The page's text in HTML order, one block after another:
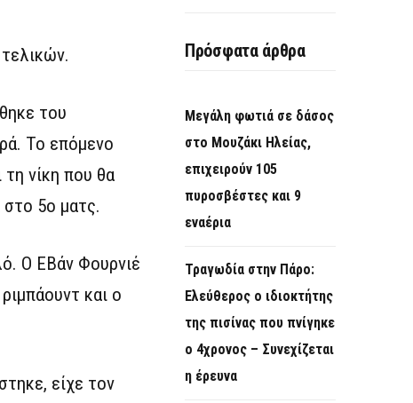
του
Το επόμενο
νίκη που θα
στο 5ο ματς.
Ο ΕΒάν Φουρνιέ
και ο
είχε τον
Πρόσφατα άρθρα
Μεγάλη φωτιά σε δάσος
στο Μουζάκι Ηλείας,
επιχειρούν 105
πυροσβέστες και 9
εναέρια
Τραγωδία στην Πάρο:
Ελεύθερος ο ιδιοκτήτης
της πισίνας που πνίγηκε
ο 4χρονος – Συνεχίζεται
η έρευνα